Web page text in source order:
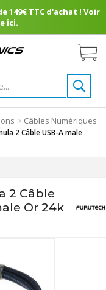
TTC d'achat ! Voir
ici.
> Câbles Numériques
2 Câble USB-A male
2 Câble
Or 24k